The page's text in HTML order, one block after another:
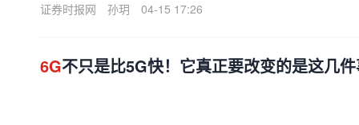
证券时报网 孙玥 04-15 17:26
6G不只是比5G快！它真正要改变的是这几